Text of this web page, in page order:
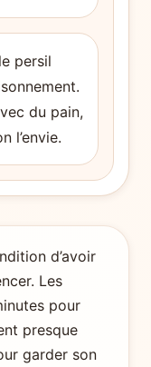
persil
du pain,
l’envie.
d’avoir
Les
pour
presque
garder son